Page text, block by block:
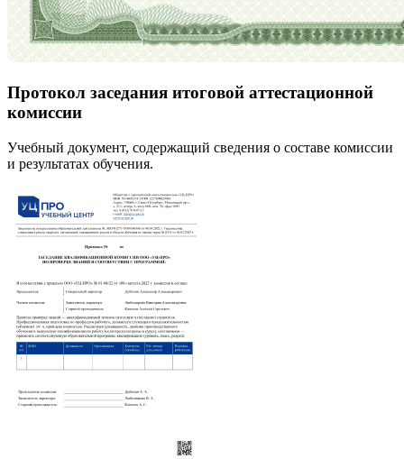
Протокол заседания итоговой аттестационной
комиссии
Учебный документ, содержащий сведения о составе комиссии
и результатах обучения.